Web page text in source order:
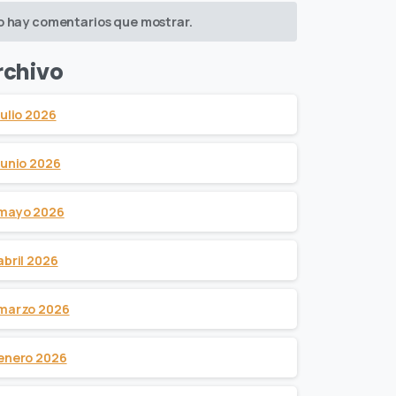
hay comentarios que mostrar.
2026
2026
2026
2026
2026
2026